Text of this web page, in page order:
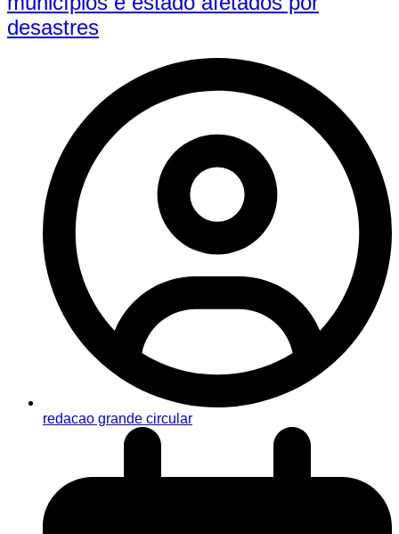
desastres
redacao grande circular